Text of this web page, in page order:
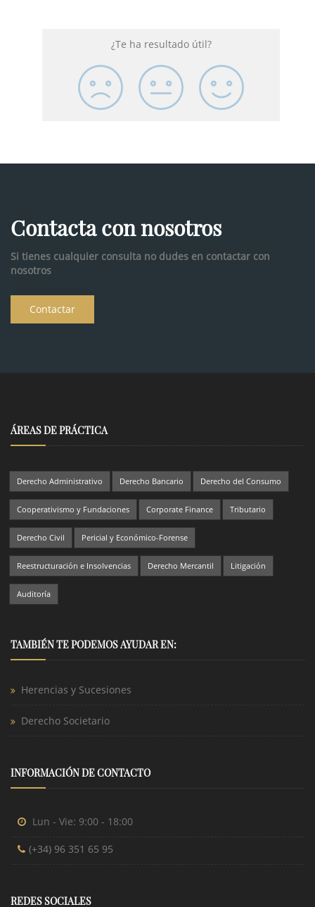
¿Te ha resultado útil?
Contacta con nosotros
Si tienes cualquier consulta no dudes en contactar con
nosotros
Contactar
ÁREAS DE PRÁCTICA
Derecho Administrativo Derecho Bancario Derecho del Consumo
Cooperativismo y Fundaciones Corporate Finance Tributario
Derecho Civil Pericial y Económico-Forense
Reestructuración e Insolvencias Derecho Mercantil Litigación
Auditoría
TAMBIÉN TE PODEMOS AYUDAR EN:
Herencias y Sucesiones
Derecho Societario
INFORMACIÓN DE CONTACTO
Lun - Vie: 9:00 - 18:00
(+34) 96 351 65 95
REDES SOCIALES